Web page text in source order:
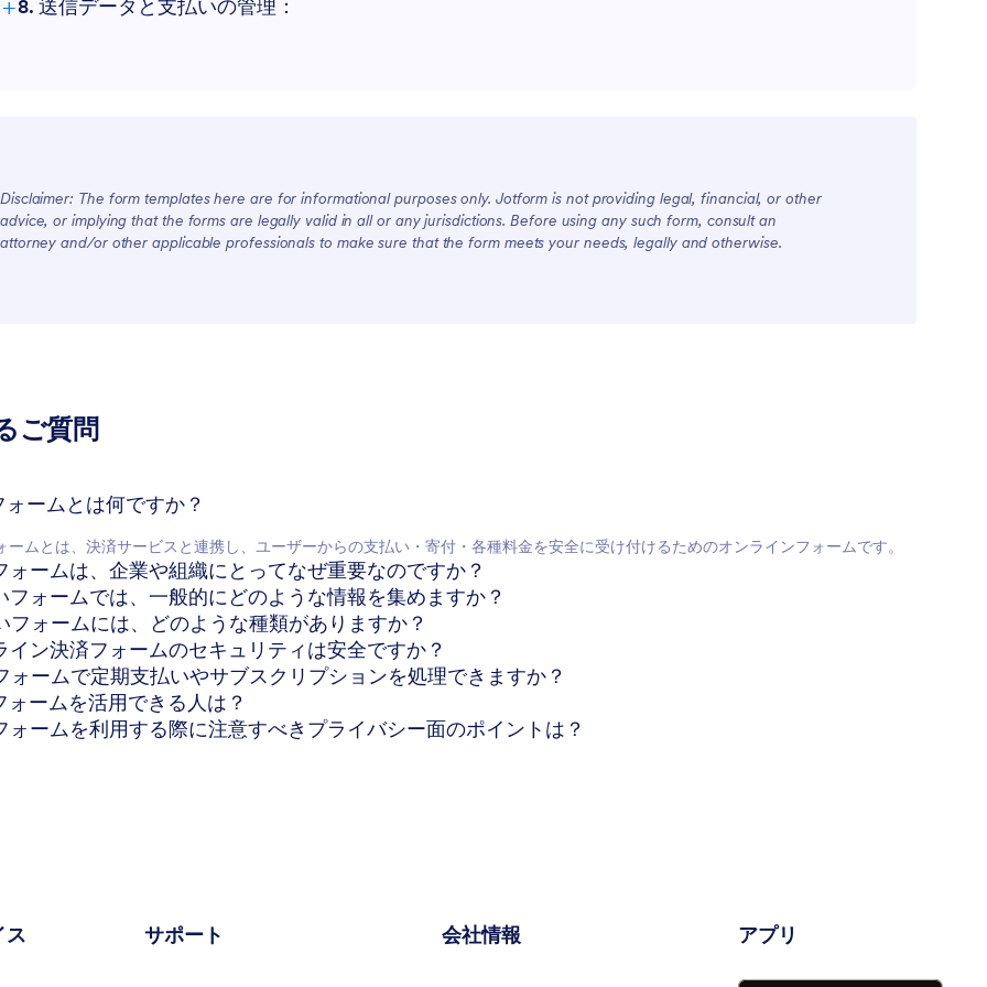
8. 送信データと支払いの管理：
Disclaimer: The form templates here are for informational purposes only. Jotform is not providing legal, financial, or other
advice, or implying that the forms are legally valid in all or any jurisdictions. Before using any such form, consult an
attorney and/or other applicable professionals to make sure that the form meets your needs, legally and otherwise.
ご質問
ォームとは何ですか？
ームとは、決済サービスと連携し、ユーザーからの支払い・寄付・各種料金を安全に受け付けるためのオンラインフォームです。
ォームは、企業や組織にとってなぜ重要なのですか？
フォームでは、一般的にどのような情報を集めますか？
フォームには、どのような種類がありますか？
イン決済フォームのセキュリティは安全ですか？
ォームで定期支払いやサブスクリプションを処理できますか？
ォームを活用できる人は？
ォームを利用する際に注意すべきプライバシー面のポイントは？
ス サポート 会社情報 アプリ